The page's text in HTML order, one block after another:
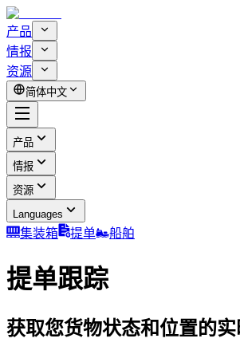
产品
情报
资源
简体中文
产品
情报
资源
Languages
集装箱 提单 船舶
提单跟踪
获取您货物状态和位置的